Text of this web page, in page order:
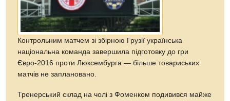
Контрольним матчем зі збірною Грузії українська
національна команда завершила підготовку до гри
Євро-2016 проти Люксембурга — більше товариських
матчів не заплановано.
Тренерський склад на чолі з Фоменком подивився майже